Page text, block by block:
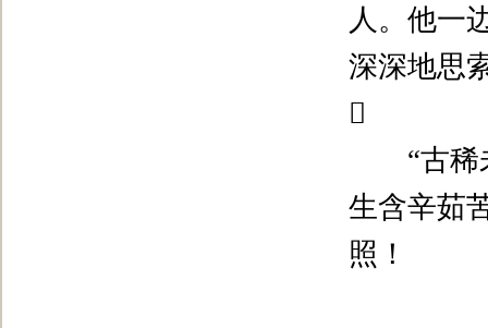
人。他一
深深地思

“古稀
生含辛茹
照！